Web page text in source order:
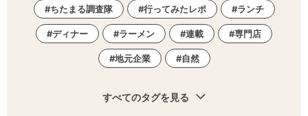
ちたまる調査隊 行ってみたレポ ランチ
ディナー ラーメン 連載 専門店
地元企業 自然
すべてのタグを見る